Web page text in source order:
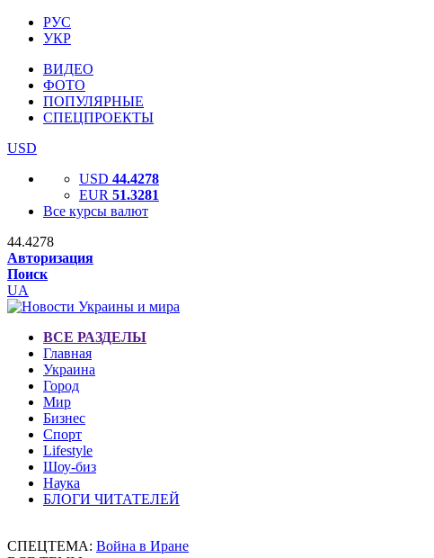
РУС
УКР
ВИДЕО
ФОТО
ПОПУЛЯРНЫЕ
СПЕЦПРОЕКТЫ
USD
USD 44.4278
EUR 51.3281
Все курсы валют
44.4278
Авторизация
Поиск
UA
ВСЕ РАЗДЕЛЫ
Главная
Украина
Город
Мир
Бизнес
Спорт
Lifestyle
Шоу-биз
Наука
БЛОГИ ЧИТАТЕЛЕЙ
СПЕЦТЕМА: Война в Иране